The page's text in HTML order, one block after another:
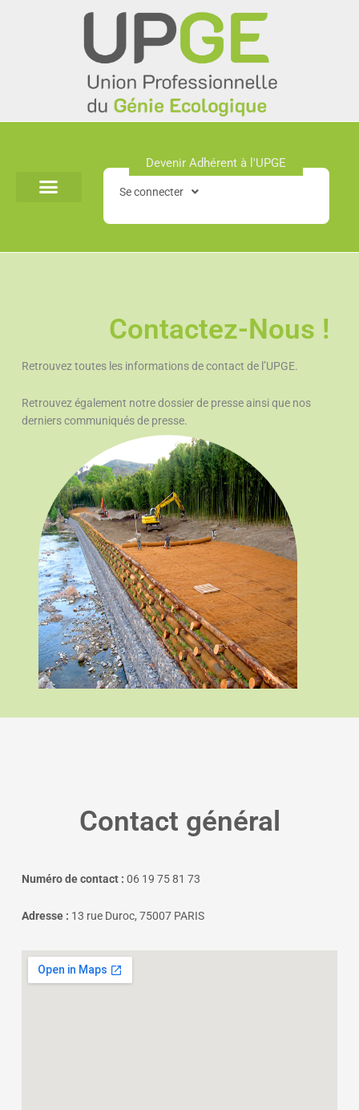
Devenir Adhérent à l'UPGE​
Se connecter
Contactez-Nous !
Retrouvez toutes les informations de contact de l’UPGE.
Retrouvez également notre dossier de presse ainsi que nos
derniers communiqués de presse.
Contact général
Numéro de contact : 06 19 75 81 73
Adresse : 13 rue Duroc, 75007 PARIS